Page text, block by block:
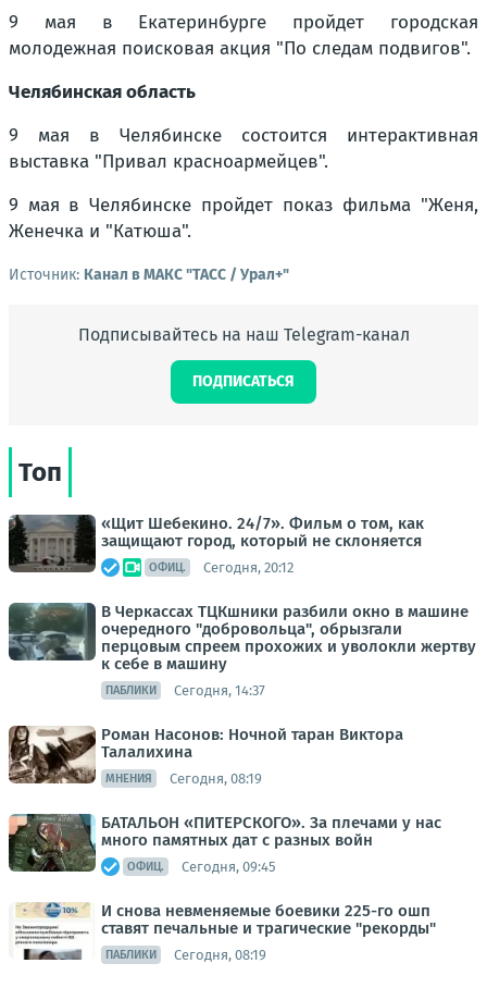
9 мая в Екатеринбурге пройдет городская
молодежная поисковая акция "По следам подвигов".
Челябинская область
9 мая в Челябинске состоится интерактивная
выставка "Привал красноармейцев".
9 мая в Челябинске пройдет показ фильма "Женя,
Женечка и "Катюша".
Источник: Канал в МАКС "ТАСС / Урал+"
Подписывайтесь на наш Telegram-канал
ПОДПИСАТЬСЯ
Топ
«Щит Шебекино. 24/7». Фильм о том, как
защищают город, который не склоняется
ОФИЦ. Сегодня, 20:12
В Черкассах ТЦКшники разбили окно в машине
очередного "добровольца", обрызгали
перцовым спреем прохожих и уволокли жертву
к себе в машину
ПАБЛИКИ Сегодня, 14:37
Роман Насонов: Ночной таран Виктора
Талалихина
МНЕНИЯ Сегодня, 08:19
БАТАЛЬОН «ПИТЕРСКОГО». За плечами у нас
много памятных дат с разных войн
ОФИЦ. Сегодня, 09:45
И снова невменяемые боевики 225-го ошп
ставят печальные и трагические "рекорды"
ПАБЛИКИ Сегодня, 08:19